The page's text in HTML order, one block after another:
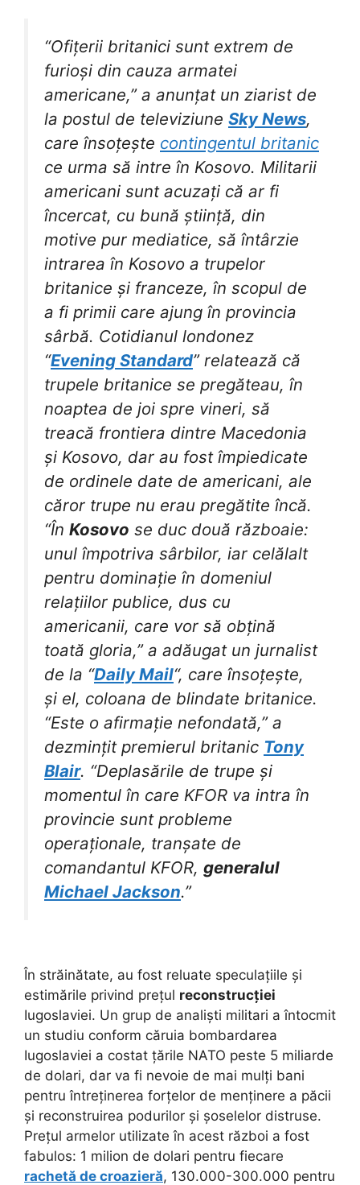
“Ofițerii britanici sunt extrem de
furioși din cauza armatei
americane,” a anunțat un ziarist de
la postul de televiziune Sky News,
care însoțește contingentul britanic
ce urma să intre în Kosovo. Militarii
americani sunt acuzați că ar fi
încercat, cu bună știință, din
motive pur mediatice, să întârzie
intrarea în Kosovo a trupelor
britanice și franceze, în scopul de
a fi primii care ajung în provincia
sârbă. Cotidianul londonez
“Evening Standard” relatează că
trupele britanice se pregăteau, în
noaptea de joi spre vineri, să
treacă frontiera dintre Macedonia
și Kosovo, dar au fost împiedicate
de ordinele date de americani, ale
căror trupe nu erau pregătite încă.
“În Kosovo se duc două războaie:
unul împotriva sârbilor, iar celălalt
pentru dominație în domeniul
relațiilor publice, dus cu
americanii, care vor să obțină
toată gloria,” a adăugat un jurnalist
de la “Daily Mail“, care însoțește,
și el, coloana de blindate britanice.
“Este o afirmație nefondată,” a
dezmințit premierul britanic Tony
Blair. “Deplasările de trupe și
momentul în care KFOR va intra în
provincie sunt probleme
operaționale, tranșate de
comandantul KFOR, generalul
Michael Jackson.”
În străinătate, au fost reluate speculațiile și
estimările privind prețul reconstrucției
Iugoslaviei. Un grup de analiști militari a întocmit
un studiu conform căruia bombardarea
Iugoslaviei a costat țările NATO peste 5 miliarde
de dolari, dar va fi nevoie de mai mulți bani
pentru întreținerea forțelor de menținere a păcii
și reconstruirea podurilor și șoselelor distruse.
Prețul armelor utilizate în acest război a fost
fabulos: 1 milion de dolari pentru fiecare
rachetă de croazieră, 130.000-300.000 pentru